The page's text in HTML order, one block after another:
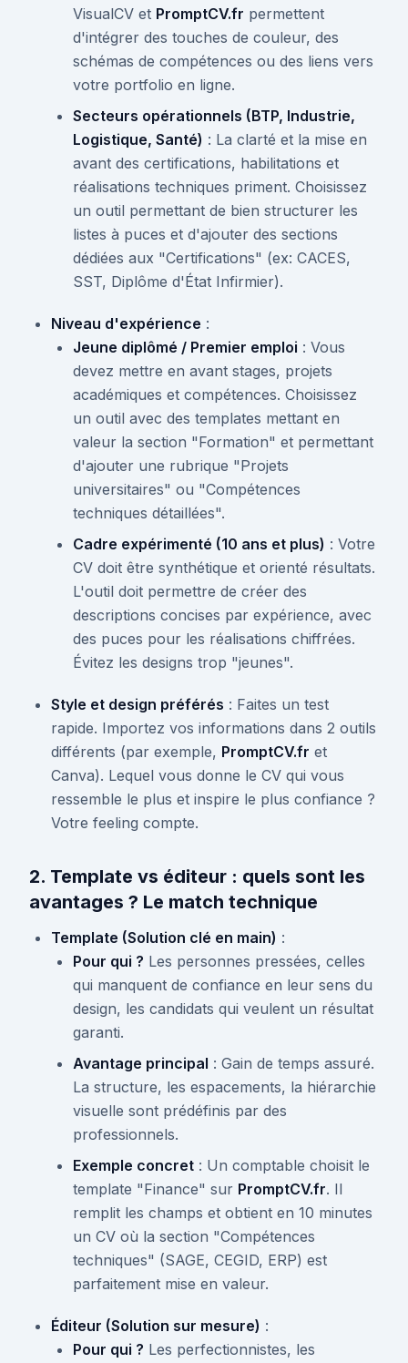
VisualCV et PromptCV.fr permettent
d'intégrer des touches de couleur, des
schémas de compétences ou des liens vers
votre portfolio en ligne.
Secteurs opérationnels (BTP, Industrie,
Logistique, Santé) : La clarté et la mise en
avant des certifications, habilitations et
réalisations techniques priment. Choisissez
un outil permettant de bien structurer les
listes à puces et d'ajouter des sections
dédiées aux "Certifications" (ex: CACES,
SST, Diplôme d'État Infirmier).
Niveau d'expérience :
Jeune diplômé / Premier emploi : Vous
devez mettre en avant stages, projets
académiques et compétences. Choisissez
un outil avec des templates mettant en
valeur la section "Formation" et permettant
d'ajouter une rubrique "Projets
universitaires" ou "Compétences
techniques détaillées".
Cadre expérimenté (10 ans et plus) : Votre
CV doit être synthétique et orienté résultats.
L'outil doit permettre de créer des
descriptions concises par expérience, avec
des puces pour les réalisations chiffrées.
Évitez les designs trop "jeunes".
Style et design préférés : Faites un test
rapide. Importez vos informations dans 2 outils
différents (par exemple, PromptCV.fr et
Canva). Lequel vous donne le CV qui vous
ressemble le plus et inspire le plus confiance ?
Votre feeling compte.
2. Template vs éditeur : quels sont les
avantages ? Le match technique
Template (Solution clé en main) :
Pour qui ? Les personnes pressées, celles
qui manquent de confiance en leur sens du
design, les candidats qui veulent un résultat
garanti.
Avantage principal : Gain de temps assuré.
La structure, les espacements, la hiérarchie
visuelle sont prédéfinis par des
professionnels.
Exemple concret : Un comptable choisit le
template "Finance" sur PromptCV.fr. Il
remplit les champs et obtient en 10 minutes
un CV où la section "Compétences
techniques" (SAGE, CEGID, ERP) est
parfaitement mise en valeur.
Éditeur (Solution sur mesure) :
Pour qui ? Les perfectionnistes, les